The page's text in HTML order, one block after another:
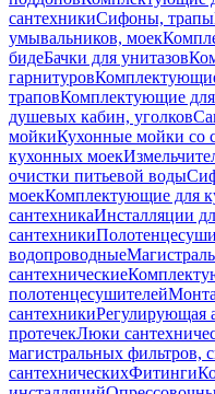
сантехникиСифоны, трапы
умывальников, моек
бидеБачки для унитазов
гарнитуров
траповКомплектующие для
душевых кабин, уголков
мойкиКухонные мойки со
кухонных моек
очистки питьевой воды
моекКомплектующие для
сантехникаИнсталляции
сантехники
водопроводные
сантехнические
полотенцесушителей
сантехникиРегулирующая
протечекЛюки
магистральных фильтров,
сантехническихФитинги